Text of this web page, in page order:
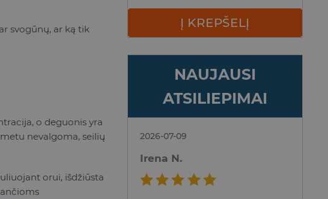
svogūnų, ar ką tik
o deguonis yra
nevalgoma, seilių
orui, išdžiūsta
Į KREPŠELĮ
NAUJAUSI
ATSILIEPIMAI
2026-07-09
Irena N.